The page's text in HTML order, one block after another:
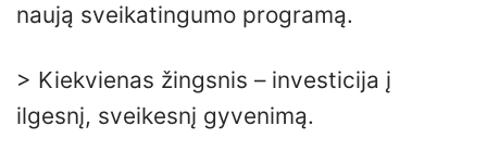
naują sveikatingumo programą.
> Kiekvienas žingsnis – investicija į
ilgesnį, sveikesnį gyvenimą.